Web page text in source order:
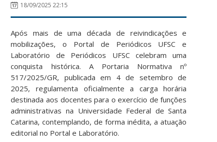
18/09/2025 22:15
Após mais de uma década de reivindicações e
mobilizações, o Portal de Periódicos UFSC e
Laboratório de Periódicos UFSC celebram uma
conquista histórica. A Portaria Normativa nº
517/2025/GR, publicada em 4 de setembro de
2025, regulamenta oficialmente a carga horária
destinada aos docentes para o exercício de funções
administrativas na Universidade Federal de Santa
Catarina, contemplando, de forma inédita, a atuação
editorial no Portal e Laboratório.